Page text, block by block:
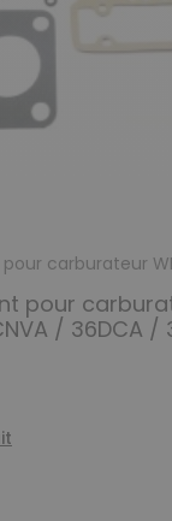
carburateur
pour
/ 36DCA /